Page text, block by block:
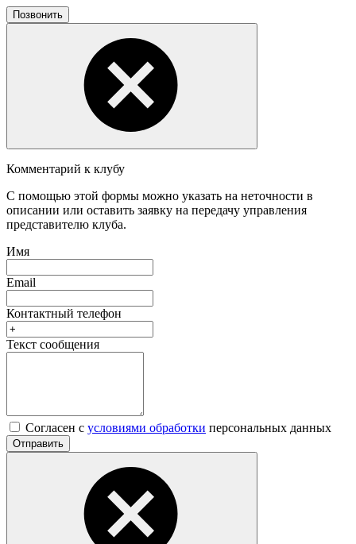
Позвонить
Комментарий к клубу
С помощью этой формы можно указать на неточности в
описании или оставить заявку на передачу управления
представителю клуба.
Имя
Email
Контактный телефон
Текст сообщения
Согласен с условиями обработки персональных данных
Отправить